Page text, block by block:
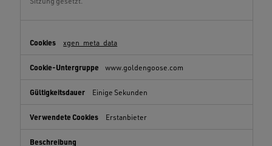
xgen_meta_data
www.goldengoose.com
Einige Sekunden
Erstanbieter